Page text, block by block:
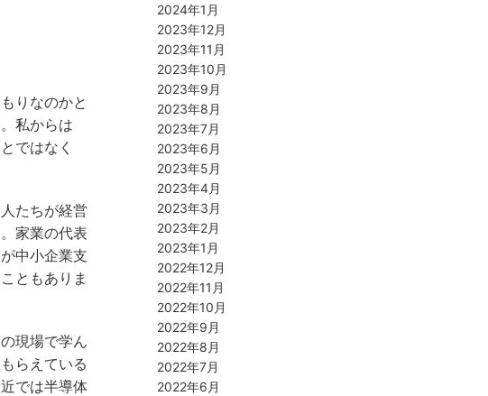
りなのかと
私からは
ではなく
たちが経営
家業の代表
中小企業支
ともありま
現場で学ん
らえている
では半導体
2024年1月
2023年12月
2023年11月
2023年10月
2023年9月
2023年8月
2023年7月
2023年6月
2023年5月
2023年4月
2023年3月
2023年2月
2023年1月
2022年12月
2022年11月
2022年10月
2022年9月
2022年8月
2022年7月
2022年6月